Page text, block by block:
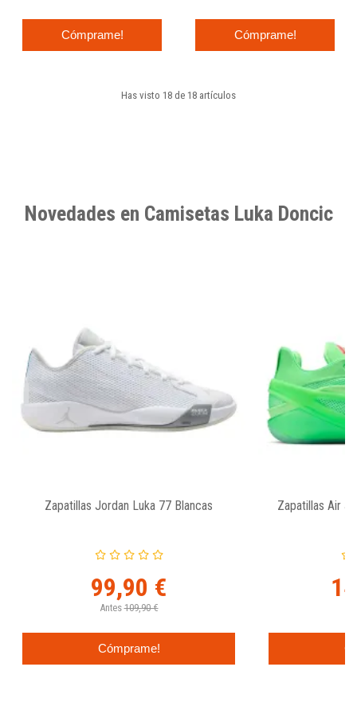
Cómprame! Cómprame!
Has visto 18 de 18 artículos
Novedades en Camisetas Luka Doncic
Zapatillas Jordan Luka 77 Blancas
99,90 €
Antes 109,90 €
Cómprame!
Zapatillas Air